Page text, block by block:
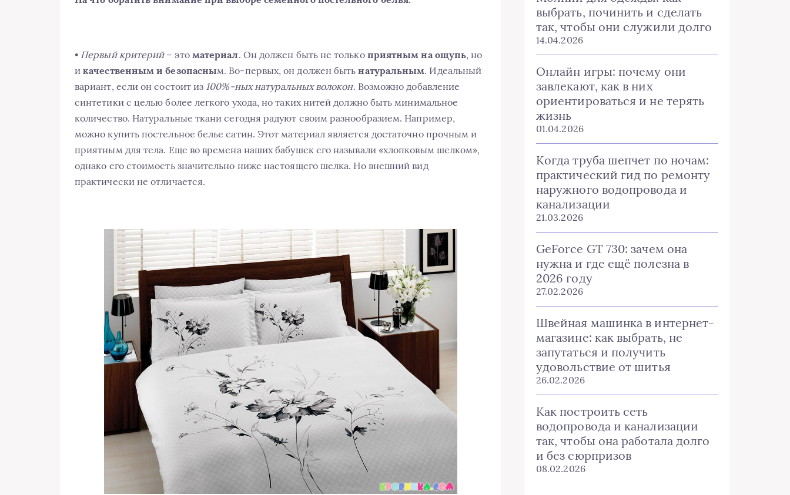
• Первый критерий– это материал. Он должен быть не только приятным на ощупь, но
икачественным и безопасным. Во-первых, он должен бытьнатуральным. Идеальный
вариант, если он состоит из 100%-ных натуральных волокон. Возможно добавление
синтетики с целью более легкого ухода, но таких нитей должно быть минимальное
количество. Натуральные ткани сегодня радуют своим разнообразием. Например,
можно купить постельное белье сатин. Этот материал является достаточно прочным и
приятным для тела. Еще во времена наших бабушек его называли «хлопковым шелком»,
однако его стоимость значительно ниже настоящего шелка. Но внешний вид
практически не отличается.
выбрать, починить и сделать
так, чтобы они служили долго
14.04.2026
Онлайн игры: почему они
завлекают, как в них
ориентироваться и не терять
жизнь
01.04.2026
Когда труба шепчет по ночам:
практический гид по ремонту
наружного водопровода и
канализации
21.03.2026
GeForce GT 730: зачем она
нужна и где ещё полезна в
2026 году
27.02.2026
Швейная машинка в интернет-
магазине: как выбрать, не
запутаться и получить
удовольствие от шитья
26.02.2026
Как построить сеть
водопровода и канализации
так, чтобы она работала долго
и без сюрпризов
08.02.2026